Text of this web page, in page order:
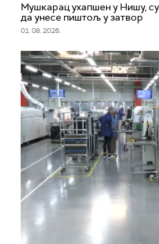
Мушкарац ухапшен у Нишу,
да унесе пиштољ у затвор
01. 08. 2026.